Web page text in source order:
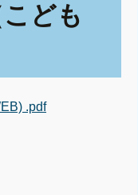
ども
.pdf